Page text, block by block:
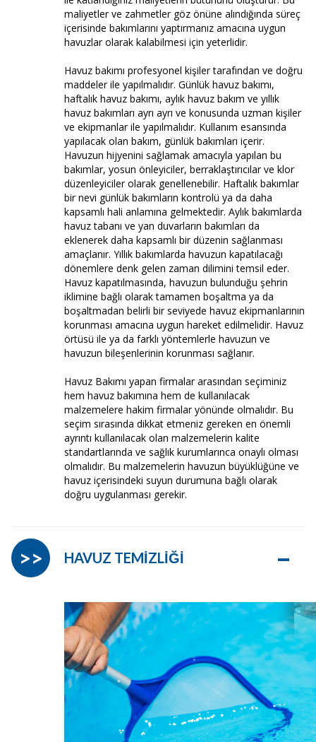
maliyetler ve zahmetler göz önüne alındığında süreç
içerisinde bakımlarını yaptırmanız amacına uygun
havuzlar olarak kalabilmesi için yeterlidir.
Havuz bakımı profesyonel kişiler tarafından ve doğru
maddeler ile yapılmalıdır. Günlük havuz bakımı,
haftalık havuz bakımı, aylık havuz bakım ve yıllık
havuz bakımları ayrı ayrı ve konusunda uzman kişiler
ve ekipmanlar ile yapılmalıdır. Kullanım esansında
yapılacak olan bakım, günlük bakımları içerir.
Havuzun hijyenini sağlamak amacıyla yapılan bu
bakımlar, yosun önleyiciler, berraklaştırıcılar ve klor
düzenleyiciler olarak genellenebilir. Haftalık bakımlar
bir nevi günlük bakımların kontrolü ya da daha
kapsamlı hali anlamına gelmektedir. Aylık bakımlarda
havuz tabanı ve yan duvarların bakımları da
eklenerek daha kapsamlı bir düzenin sağlanması
amaçlanır. Yıllık bakımlarda havuzun kapatılacağı
dönemlere denk gelen zaman dilimini temsil eder.
Havuz kapatılmasında, havuzun bulunduğu şehrin
iklimine bağlı olarak tamamen boşaltma ya da
boşaltmadan belirli bir seviyede havuz ekipmanlarının
korunması amacına uygun hareket edilmelidir. Havuz
örtüsü ile ya da farklı yöntemlerle havuzun ve
havuzun bileşenlerinin korunması sağlanır.
Havuz Bakımı yapan firmalar arasından seçiminiz
hem havuz bakımına hem de kullanılacak
malzemelere hakim firmalar yönünde olmalıdır. Bu
seçim sırasında dikkat etmeniz gereken en önemli
ayrıntı kullanılacak olan malzemelerin kalite
standartlarında ve sağlık kurumlarınca onaylı olması
olmalıdır. Bu malzemelerin havuzun büyüklüğüne ve
havuz içerisindeki suyun durumuna bağlı olarak
doğru uygulanması gerekir.
HAVUZ TEMİZLİĞİ –
>>